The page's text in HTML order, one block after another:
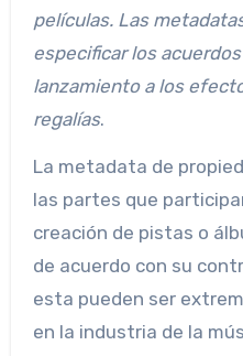
películas. Las
especificar los
lanzamiento a los
regalías.
La metadata de
las partes que
creación de pistas o
de acuerdo con su
esta pueden ser
en la industria de la